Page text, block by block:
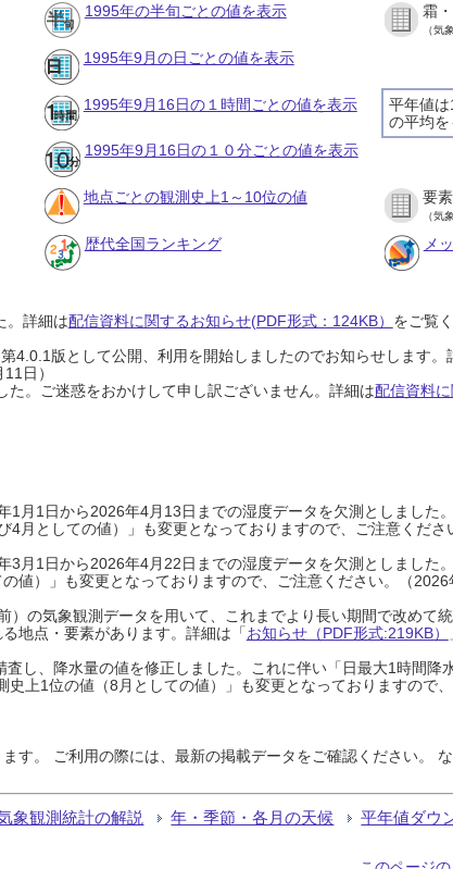
1995年の半旬ごとの値を表示 霜
（気
1995年9月の日ごとの値を表示
平年値
の平均を
1995年9月16日の１時間ごとの値を表示
1995年9月16日の１０分ごとの値を表示
地点ごとの観測史上1～10位の値 要
（気
歴代全国ランキング メ
。詳細は配信資料に関するお知らせ(PDF形式：124KB） をご覧
4.0.1版として公開、利用を開始しましたのでお知らせします。
日）
。ご迷惑をおかけして申し訳ございません。詳細は配信資料に
月1日から2026年4月13日までの湿度データを欠測としました
月としての値）」も変更となっておりますので、ご注意くださ
月1日から2026年4月22日までの湿度データを欠測としました
値）」も変更となっておりますので、ご注意ください。（2026
の気象観測データを用いて、これまでより長い期間で改めて
地点・要素があります。詳細は「お知らせ（PDF形式:219KB）
し、降水量の値を修正しました。これに伴い「日最大1時間降
上1位の値（8月としての値）」も変更となっておりますので
す。 ご利用の際には、最新の掲載データをご確認ください。
象観測統計の解説 年・季節・各月の天候 平年値ダウ